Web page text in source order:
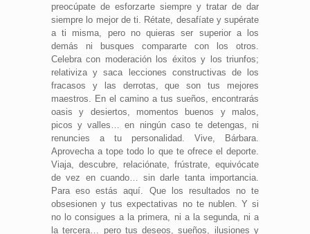
preocúpate de esforzarte siempre y tratar de dar
siempre lo mejor de ti. Rétate, desafíate y supérate
a ti misma, pero no quieras ser superior a los
demás ni busques compararte con los otros.
Celebra con moderación los éxitos y los triunfos;
relativiza y saca lecciones constructivas de los
fracasos y las derrotas, que son tus mejores
maestros. En el camino a tus sueños, encontrarás
oasis y desiertos, momentos buenos y malos,
picos y valles… en ningún caso te detengas, ni
renuncies a tu personalidad. Vive, Bárbara.
Aprovecha a tope todo lo que te ofrece el deporte.
Viaja, descubre, relaciónate, frústrate, equivócate
de vez en cuando… sin darle tanta importancia.
Para eso estás aquí. Que los resultados no te
obsesionen y tus expectativas no te nublen. Y si
no lo consigues a la primera, ni a la segunda, ni a
la tercera… pero tus deseos, sueños, ilusiones y